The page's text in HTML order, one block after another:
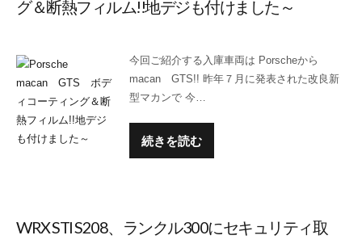
グ＆断熱フィルム!!地デジも付けました～
今回ご紹介する入庫車両は Porscheから
macan GTS!! 昨年７月に発表された改良新
型マカンで 今…
続きを読む
WRX STI S208、ランクル300にセキュリティ取